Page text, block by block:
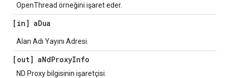
OpenThread örneğini işaret eder.
[in] aDua
Alan Adı Yayını Adresi.
[out] aNdProxyInfo
ND Proxy bilgisinin işaretçisi.